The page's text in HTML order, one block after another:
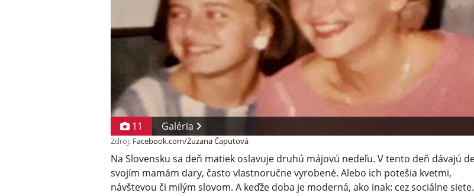
11 Galéria
Zdroj: Facebook.com/Zuzana Čaputová
Na Slovensku sa deň matiek oslavuje druhú májovú nedeľu. V tento deň dávajú
svojím mamám dary, často vlastnoručne vyrobené. Alebo ich potešia kvetmi,
návštevou či milým slovom. A keďže doba je moderná, ako inak: cez sociálne siete.